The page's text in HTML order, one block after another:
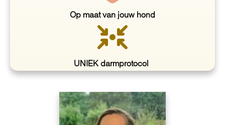
Op maat van jouw hond
UNIEK darmprotocol